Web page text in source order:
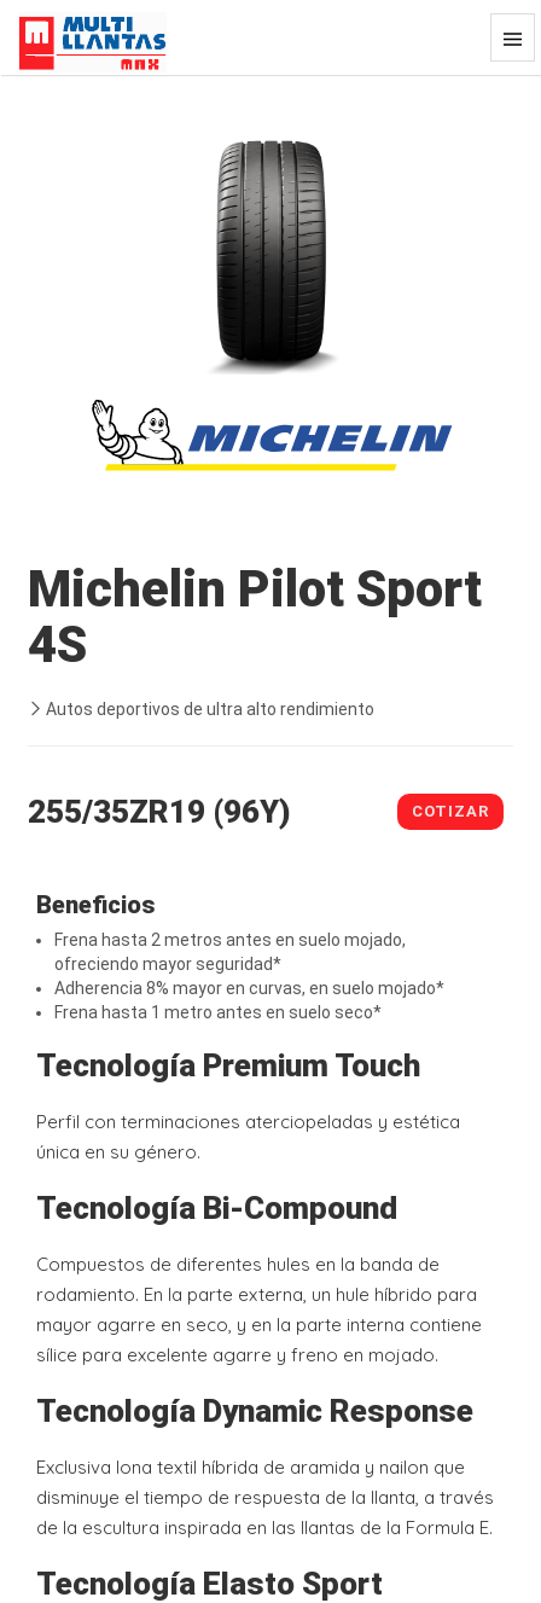
Llanta Michelin Pilot Sport 4S 255/
Michelin Pilot Sport
4S
Autos deportivos de ultra alto rendimiento
255/35ZR19 (96Y) COTIZAR
Beneficios
Frena hasta 2 metros antes en suelo mojado,
ofreciendo mayor seguridad*
Adherencia 8% mayor en curvas, en suelo mojado*
Frena hasta 1 metro antes en suelo seco*
Tecnología Premium Touch
Perfil con terminaciones aterciopeladas y estética
única en su género.
Tecnología Bi-Compound
Compuestos de diferentes hules en la banda de
rodamiento. En la parte externa, un hule híbrido para
mayor agarre en seco, y en la parte interna contiene
sílice para excelente agarre y freno en mojado.
Tecnología Dynamic Response
Exclusiva lona textil híbrida de aramida y nailon que
disminuye el tiempo de respuesta de la llanta, a través
de la escultura inspirada en las llantas de la Formula E.
Tecnología Elasto Sport